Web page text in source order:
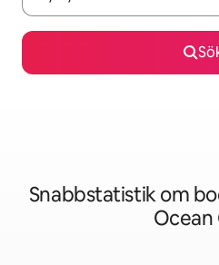
Snabbstatistik om
Ocean